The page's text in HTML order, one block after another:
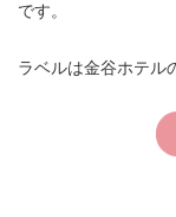
です。
ラベルは金谷ホテル